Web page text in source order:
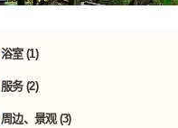
浴室 (1)
服务 (2)
周边、景观 (3)